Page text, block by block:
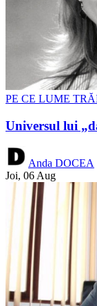
PE CE LUME
Universul lui
Anda DOCEA
Joi, 06 Aug